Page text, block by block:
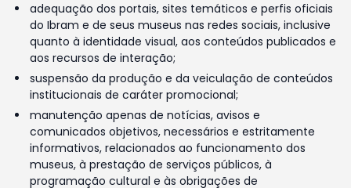
adequação dos portais, sites temáticos e perfis oficiais
do Ibram e de seus museus nas redes sociais, inclusive
quanto à identidade visual, aos conteúdos publicados e
aos recursos de interação;
suspensão da produção e da veiculação de conteúdos
institucionais de caráter promocional;
manutenção apenas de notícias, avisos e
comunicados objetivos, necessários e estritamente
informativos, relacionados ao funcionamento dos
museus, à prestação de serviços públicos, à
programação cultural e às obrigações de